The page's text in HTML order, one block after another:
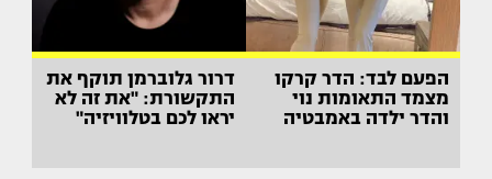
הפעם לבד: הדר קרקו
מצמד התאומות נוי
והדר ילדה באמבטיה
דרור גלוברמן תוקף את
התקשורת: "את זה לא
יראו לכם בטלוויזיה"